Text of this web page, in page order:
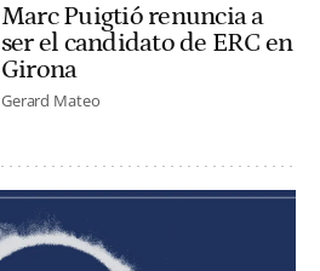
Marc Puigtió renuncia a
ser el candidato de ERC en
Girona
Gerard Mateo